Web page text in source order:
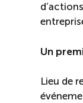
Un
Lieu de